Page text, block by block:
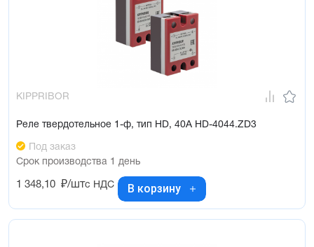
KIPPRIBOR
Реле твердотельное 1-ф, тип HD, 40А HD-4044.ZD3
Под заказ
Срок производства 1 день
1 348,10 ₽/штс НДС В корзину